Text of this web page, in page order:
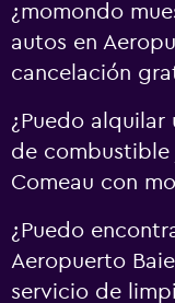
¿momondo
autos en
cancelación
¿Puedo
de combustible
Comeau con
¿Puedo
Aeropuerto
servicio de